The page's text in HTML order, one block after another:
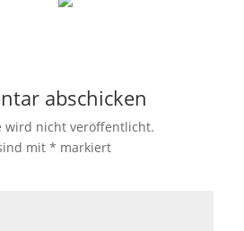
abschicken
wird nicht veröffentlicht.
mit * markiert